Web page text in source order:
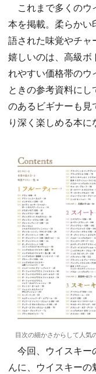
これまで多くのウ
本を掲載。柔らか
語された味覚やチャ
嬉しいのは、高級ボ
れやすい価格帯のウ
ときの参考資料に
のあるビギナーも見
り深く楽しめる本に
目次の細かさからして人気
今回、ウイスキー
んに、ウイスキー